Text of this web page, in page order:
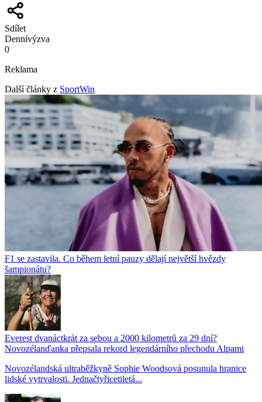
Sdílet
Dennívýzva
0
Reklama
Další články z SportWin
F1 se zastavila. Co během letní pauzy dělají největší hvězdy
šampionátu?
Everest dvanáctkrát za sebou a 2000 kilometrů za 29 dní?
Novozélanďanka přepsala rekord legendárního přechodu Alpami
Novozélandská ultraběžkyně Sophie Woodsová posunula hranice
lidské vytrvalosti. Jednačtyřicetiletá...